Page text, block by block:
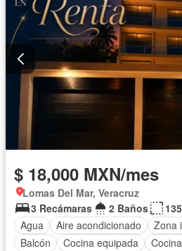
$ 18,000 MXN/mes
Lomas Del Mar, Veracruz
3 Recámaras
2 Baños
Agua
Aire acondicionado Zona
Balcón
Cocina equipada